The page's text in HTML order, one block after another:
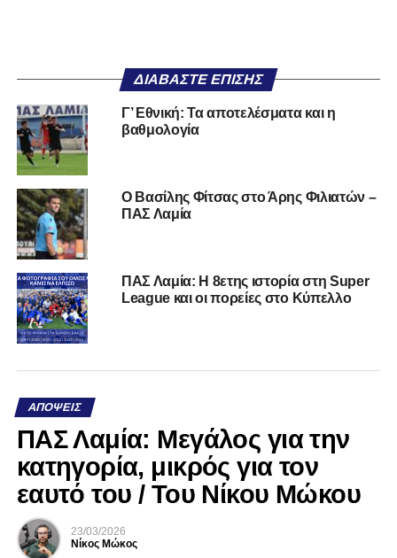
ΔΙΑΒΆΣΤΕ ΕΠΊΣΗΣ
Γ’ Εθνική: Τα αποτελέσματα και η
βαθμολογία
Ο Βασίλης Φίτσας στο Άρης Φιλιατών –
ΠΑΣ Λαμία
ΠΑΣ Λαμία: Η 8ετης ιστορία στη Super
League και οι πορείες στο Κύπελλο
ΑΠΌΨΕΙΣ
ΠΑΣ Λαμία: Μεγάλος για την
κατηγορία, μικρός για τον
εαυτό του / Του Νίκου Μώκου
23/03/2026
Νίκος Μώκος